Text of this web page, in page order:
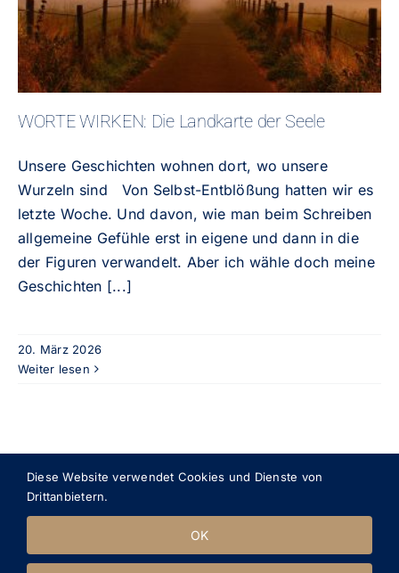
der Seele
WORTE WIRKEN: Die Landkarte der Seele
Unsere Geschichten wohnen dort, wo unsere
Wurzeln sind Von Selbst-Entblößung hatten wir es
letzte Woche. Und davon, wie man beim Schreiben
allgemeine Gefühle erst in eigene und dann in die
der Figuren verwandelt. Aber ich wähle doch meine
Geschichten [...]
20. März 2026
Weiter lesen
Impressum
Diese Website verwendet Cookies und Dienste von
Drittanbietern.
OK